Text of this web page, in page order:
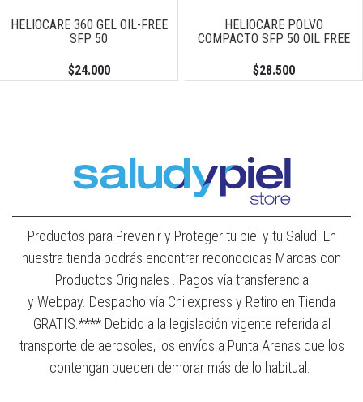
HELIOCARE 360 GEL OIL-FREE
SFP 50
$24.000
HELIOCARE POLVO
COMPACTO SFP 50 OIL FREE
$28.500
Productos para Prevenir y Proteger tu piel y tu Salud. En
nuestra tienda podrás encontrar reconocidas Marcas con
Productos Originales . Pagos vía transferencia
y Webpay. Despacho vía Chilexpress y Retiro en Tienda
GRATIS.**** Debido a la legislación vigente referida al
transporte de aerosoles, los envíos a Punta Arenas que los
contengan pueden demorar más de lo habitual.